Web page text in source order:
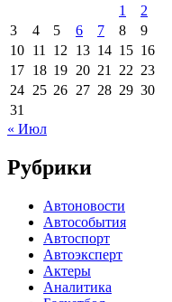
1
2
3
4 5 6 7 8
9
10 11 12 13 14 15 16
17 18 19 20 21 22 23
24 25 26 27 28 29 30
31
« Июл
Рубрики
Автоновости
Автособытия
Автоспорт
Автоэксперт
Актеры
Аналитика